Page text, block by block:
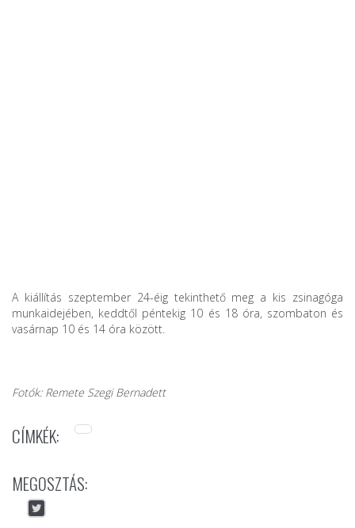
A kiállítás szeptember 24-éig tekinthető meg a kis zsinagóga
munkaidejében, keddtől péntekig 10 és 18 óra, szombaton és
vasárnap 10 és 14 óra között.
Fotók: Remete Szegi Bernadett
CÍMKÉK:
MEGOSZTÁS: